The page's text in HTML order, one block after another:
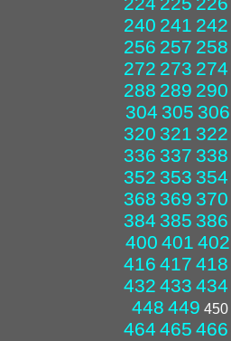
240 241 242
256 257 258
272 273 274
288 289 290
304 305 306
320 321 322
336 337 338
352 353 354
368 369 370
384 385 386
400 401 402
416 417 418
432 433 434
448 449 450
464 465 466